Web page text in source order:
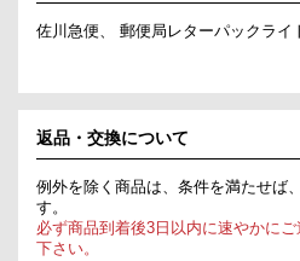
佐川急便、 郵便局レターパックライ
返品・交換について
例外を除く商品は、条件を満たせば
す。
必ず商品到着後3日以内に速やかに
下さい。